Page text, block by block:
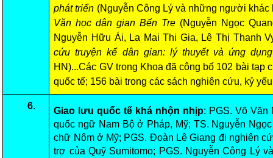
phát triển (Nguyễn Công Lý và những người khác
Văn học dân gian Bến Tre(Nguyễn Ngọc
Nguyễn Hữu Ái, La Mai Thi Gia, Lê Thị Thanh
cứu truyện kể dân gian: lý thuyết và ứng
HN)...Các GV trong Khoa đã công bố 102 bài tạp
quốc tế; 156 bài trong các sách nghiên cứu, kỷ
6. Giao lưu quốc tế khá nhộn nhịp: PGS. Võ Văn
quốc ngữ Nam Bộ ở Pháp, Mỹ; TS. Nguyễn
chữ Nôm ở Mỹ; PGS. Đoàn Lê Giang đi nghiên
trợ của Quỹ Sumitomo; PGS. Nguyễn Công Lý